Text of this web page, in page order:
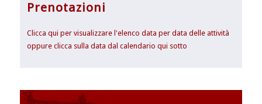
Prenotazioni
Clicca qui per visualizzare l'elenco data per data delle attività
oppure clicca sulla data dal calendario qui sotto